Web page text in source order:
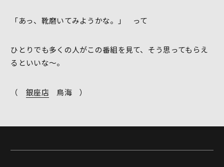
「あっ、靴磨いてみようかな。」 って
ひとりでも多くの人がこの番組を見て、そう思ってもらえ
るといいな～。
（銀座店 鳥海 ）